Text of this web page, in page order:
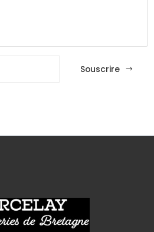
Souscrire